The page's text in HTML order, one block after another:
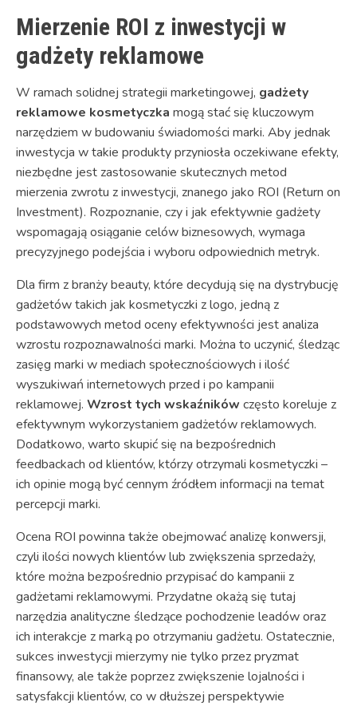
Mierzenie ROI z inwestycji w
gadżety reklamowe
W ramach solidnej strategii marketingowej, gadżety
reklamowe kosmetyczka mogą stać się kluczowym
narzędziem w budowaniu świadomości marki. Aby jednak
inwestycja w takie produkty przyniosła oczekiwane efekty,
niezbędne jest zastosowanie skutecznych metod
mierzenia zwrotu z inwestycji, znanego jako ROI (Return on
Investment). Rozpoznanie, czy i jak efektywnie gadżety
wspomagają osiąganie celów biznesowych, wymaga
precyzyjnego podejścia i wyboru odpowiednich metryk.
Dla firm z branży beauty, które decydują się na dystrybucję
gadżetów takich jak kosmetyczki z logo, jedną z
podstawowych metod oceny efektywności jest analiza
wzrostu rozpoznawalności marki. Można to uczynić, śledząc
zasięg marki w mediach społecznościowych i ilość
wyszukiwań internetowych przed i po kampanii
reklamowej. Wzrost tych wskaźników często koreluje z
efektywnym wykorzystaniem gadżetów reklamowych.
Dodatkowo, warto skupić się na bezpośrednich
feedbackach od klientów, którzy otrzymali kosmetyczki –
ich opinie mogą być cennym źródłem informacji na temat
percepcji marki.
Ocena ROI powinna także obejmować analizę konwersji,
czyli ilości nowych klientów lub zwiększenia sprzedaży,
które można bezpośrednio przypisać do kampanii z
gadżetami reklamowymi. Przydatne okażą się tutaj
narzędzia analityczne śledzące pochodzenie leadów oraz
ich interakcje z marką po otrzymaniu gadżetu. Ostatecznie,
sukces inwestycji mierzymy nie tylko przez pryzmat
finansowy, ale także poprzez zwiększenie lojalności i
satysfakcji klientów, co w dłuższej perspektywie